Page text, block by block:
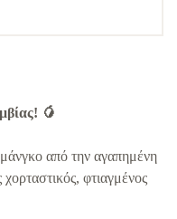
🥭
από την αγαπημένη
φτιαγμένος